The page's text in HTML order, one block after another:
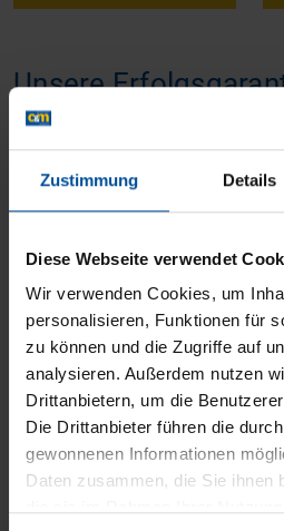
Zustimmung Details
Diese Webseite verwendet
Wir verwenden Cookies, um
personalisieren, Funktionen für
zu können und die Zugriffe auf
analysieren. Außerdem nutzen
Drittanbietern, um die
Die Drittanbieter führen die
gewonnenen Informationen
Daten zusammen, die Sie ihnen
Unsere
ZU UNSEREN